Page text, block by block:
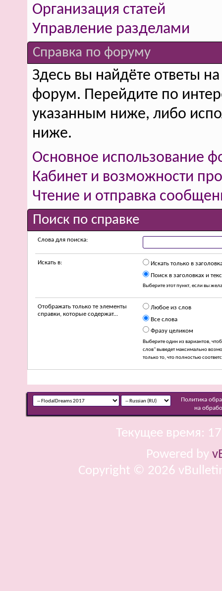
Организация статей
Управление разделами
Справка по форуму
Здесь вы найдёте ответы
форум. Перейдите по
указанным ниже, либо
ниже.
Основное использование
Кабинет и возможности
Чтение и отправка
Поиск по справке
Слова для поиска:
Искать в:
Искать только в
Поиск в заголовках и
Выберите этот пункт, если вы
Отображать только те элементы
справки, которые содержат...
Любое из слов
Все слова
Фразу целиком
Выберите один из вариантов,
слов" выведет максимально
только то, что полностью
Политика
на
Текущее время:
Powered by
Copyright © 2026